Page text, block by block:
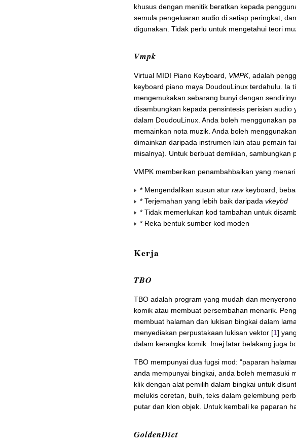
khusus dengan menitik beratkan kepada
semula pengeluaran audio di setiap peringkat,
digunakan. Tidak perlu untuk mengetahui teori
Vmpk
Virtual MIDI Piano Keyboard, VMPK, adalah
keyboard piano maya DoudouLinux terdahulu. Ia
mengemukakan sebarang bunyi dengan
disambungkan kepada pensintesis perisian audio
dalam DoudouLinux. Anda boleh menggunakan
memainkan nota muzik. Anda boleh
dimainkan daripada instrumen lain atau pemain
misalnya). Untuk berbuat demikian, sambungkan
VMPK memberikan penambahbaikan yang
* Mengendalikan susun atur rawkeyboard,
* Terjemahan yang lebih baik daripada vkeybd
* Tidak memerlukan kod tambahan untuk
* Reka bentuk sumber kod moden
Kerja
TBO
TBO adalah program yang mudah dan
komik atau membuat persembahan menarik.
membuat halaman dan lukisan bingkai dalam
menyediakan perpustakaan lukisan vektor [1]
dalam kerangka komik. Imej latar belakang juga
TBO mempunyai dua fugsi mod: "paparan
anda mempunyai bingkai, anda boleh memasuki
klik dengan alat pemilih dalam bingkai untuk
melukis coretan, buih, teks dalam gelembung
putar dan klon objek. Untuk kembali ke paparan
GoldenDict